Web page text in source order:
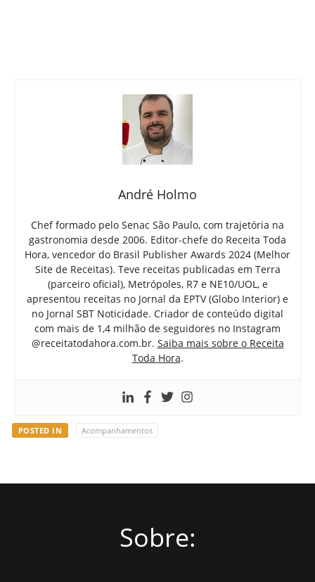
André Holmo
Chef formado pelo Senac São Paulo, com trajetória na
gastronomia desde 2006. Editor-chefe do Receita Toda
Hora, vencedor do Brasil Publisher Awards 2024 (Melhor
Site de Receitas). Teve receitas publicadas em Terra
(parceiro oficial), Metrópoles, R7 e NE10/UOL, e
apresentou receitas no Jornal da EPTV (Globo Interior) e
no Jornal SBT Noticidade. Criador de conteúdo digital
com mais de 1,4 milhão de seguidores no Instagram
@receitatodahora.com.br. Saiba mais sobre o Receita
Toda Hora.
POSTED IN Acompanhamentos
Sobre: